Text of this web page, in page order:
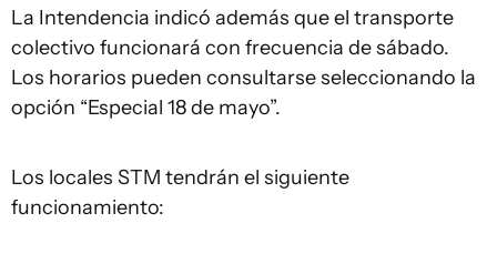
La Intendencia indicó además que el transporte
colectivo funcionará con frecuencia de sábado.
Los horarios pueden consultarse seleccionando la
opción “Especial 18 de mayo”.
Los locales STM tendrán el siguiente
funcionamiento: